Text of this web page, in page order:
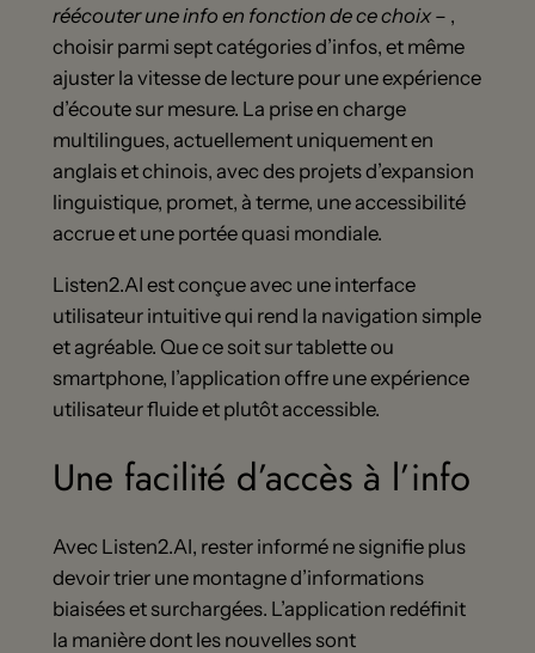
réécouter une info en fonction de ce choix – ,
choisir parmi sept catégories d’infos, et même
ajuster la vitesse de lecture pour une expérience
d’écoute sur mesure. La prise en charge
multilingues, actuellement uniquement en
anglais et chinois, avec des projets d’expansion
linguistique, promet, à terme, une accessibilité
accrue et une portée quasi mondiale.
Listen2.AI est conçue avec une interface
utilisateur intuitive qui rend la navigation simple
et agréable. Que ce soit sur tablette ou
smartphone, l’application offre une expérience
utilisateur fluide et plutôt accessible.
Une facilité d’accès à l’info
Avec Listen2.AI, rester informé ne signifie plus
devoir trier une montagne d’informations
biaisées et surchargées. L’application redéfinit
la manière dont les nouvelles sont